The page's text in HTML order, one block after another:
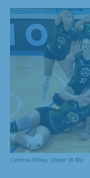
Certosa Volley, Under 18 Blu